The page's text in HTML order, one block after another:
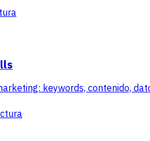
keywords, contenido,